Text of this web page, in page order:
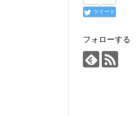
ツイート
フォローする